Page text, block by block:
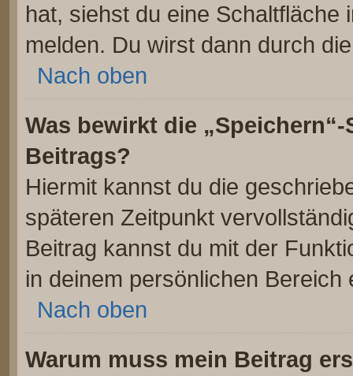
hat, siehst du eine
melden. Du wirst dann durch
Nach oben
Was bewirkt die
Beitrags?
Hiermit kannst du die
späteren Zeitpunkt
Beitrag kannst du mit der
in deinem persönlichen Bereich
Nach oben
Warum muss mein Beitrag